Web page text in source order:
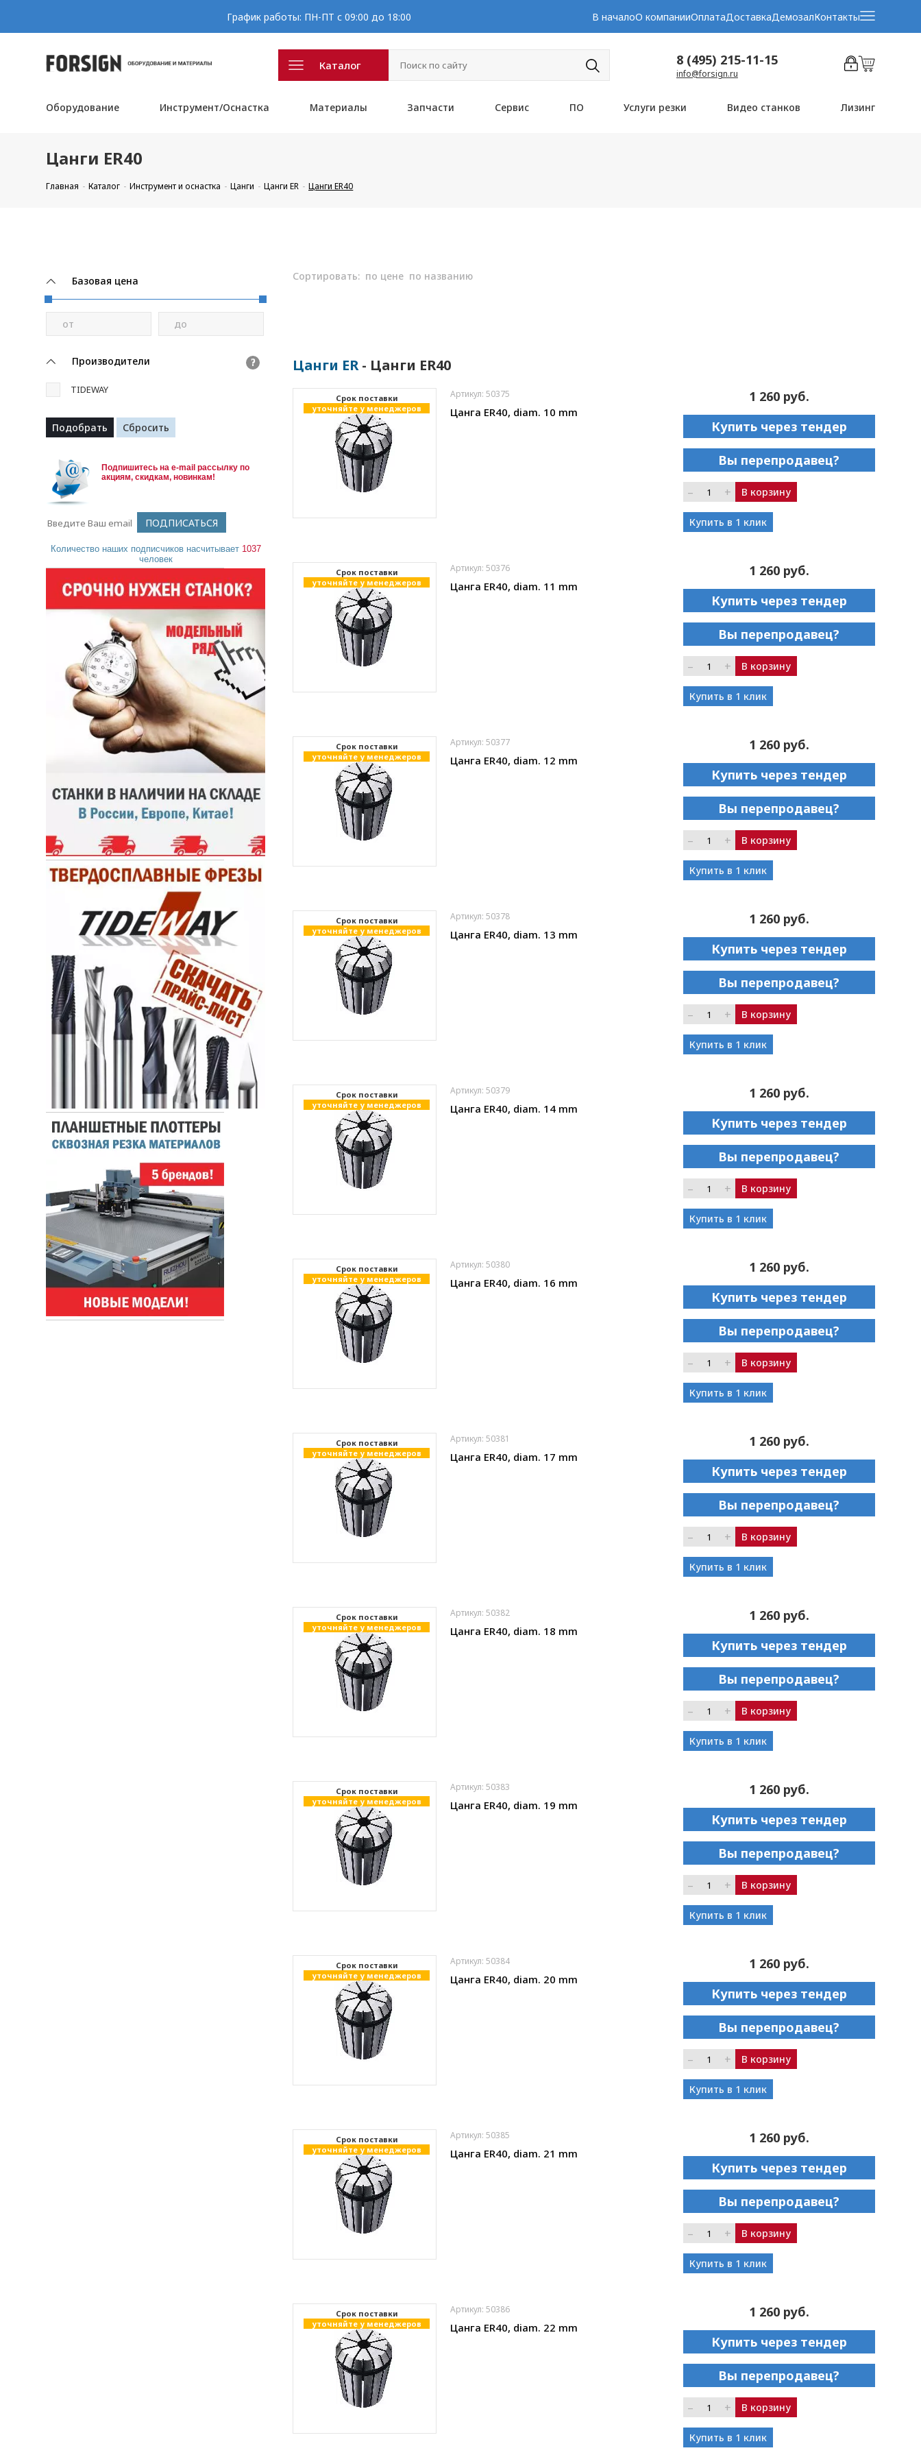
График работы: ПН-ПТ с 09:00 до 18:00 В началоО компанииОплатаДоставкаДемозалКонтакты
Каталог 8 (495) 215-11-15
info@forsign.ru
Оборудование Инструмент/Оснастка Материалы Запчасти Сервис ПО Услуги резки Видео станков Лизинг
Цанги ER40
Главная Каталог Инструмент и оснастка Цанги Цанги ER Цанги ER40
Базовая цена
от до
Производители ?
TIDEWAY
Подпишитесь на e-mail рассылку по
акциям, скидкам, новинкам!
Количество наших подписчиков насчитывает 1037
человек
Сортировать: по цене по названию
Цанги ER- Цанги ER40
Cрок поставки
уточняйте у менеджеров
Артикул: 50375
Цанга ER40, diam. 10 mm
1 260 руб.
Купить через тендер
Вы перепродавец?
– + В корзину
Купить в 1 клик
Cрок поставки
уточняйте у менеджеров
Артикул: 50376
Цанга ER40, diam. 11 mm
1 260 руб.
Купить через тендер
Вы перепродавец?
– + В корзину
Купить в 1 клик
Cрок поставки
уточняйте у менеджеров
Артикул: 50377
Цанга ER40, diam. 12 mm
1 260 руб.
Купить через тендер
Вы перепродавец?
– + В корзину
Купить в 1 клик
Cрок поставки
уточняйте у менеджеров
Артикул: 50378
Цанга ER40, diam. 13 mm
1 260 руб.
Купить через тендер
Вы перепродавец?
– + В корзину
Купить в 1 клик
Cрок поставки
уточняйте у менеджеров
Артикул: 50379
Цанга ER40, diam. 14 mm
1 260 руб.
Купить через тендер
Вы перепродавец?
– + В корзину
Купить в 1 клик
Cрок поставки
уточняйте у менеджеров
Артикул: 50380
Цанга ER40, diam. 16 mm
1 260 руб.
Купить через тендер
Вы перепродавец?
– + В корзину
Купить в 1 клик
Cрок поставки
уточняйте у менеджеров
Артикул: 50381
Цанга ER40, diam. 17 mm
1 260 руб.
Купить через тендер
Вы перепродавец?
– + В корзину
Купить в 1 клик
Cрок поставки
уточняйте у менеджеров
Артикул: 50382
Цанга ER40, diam. 18 mm
1 260 руб.
Купить через тендер
Вы перепродавец?
– + В корзину
Купить в 1 клик
Cрок поставки
уточняйте у менеджеров
Артикул: 50383
Цанга ER40, diam. 19 mm
1 260 руб.
Купить через тендер
Вы перепродавец?
– + В корзину
Купить в 1 клик
Cрок поставки
уточняйте у менеджеров
Артикул: 50384
Цанга ER40, diam. 20 mm
1 260 руб.
Купить через тендер
Вы перепродавец?
– + В корзину
Купить в 1 клик
Cрок поставки
уточняйте у менеджеров
Артикул: 50385
Цанга ER40, diam. 21 mm
1 260 руб.
Купить через тендер
Вы перепродавец?
– + В корзину
Купить в 1 клик
Cрок поставки
уточняйте у менеджеров
Артикул: 50386
Цанга ER40, diam. 22 mm
1 260 руб.
Купить через тендер
Вы перепродавец?
– + В корзину
Купить в 1 клик